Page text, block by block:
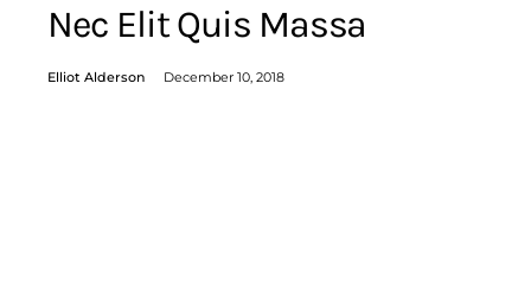
Nec Elit Quis Massa
Elliot Alderson December 10, 2018